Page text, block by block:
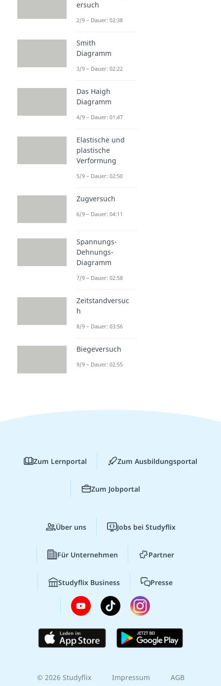
Dauer: 02:13
ersuch
2/9 – Dauer: 02:38
Smith
Diagramm
3/9 – Dauer: 02:22
Das Haigh
Diagramm
4/9 – Dauer: 01:47
Elastische und
plastische
Verformung
5/9 – Dauer: 02:50
Zugversuch
6/9 – Dauer: 04:11
Spannungs-
Dehnungs-
Diagramm
7/9 – Dauer: 02:58
Zeitstandversuc
h
8/9 – Dauer: 03:56
Biegeversuch
9/9 – Dauer: 02:55
Zum Lernportal Zum Ausbildungsportal
Zum Jobportal
Über uns Jobs bei Studyflix
Für Unternehmen Partner
Studyflix Business Presse
© 2026 Studyflix Impressum AGB